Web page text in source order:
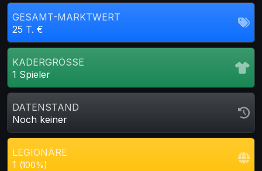
GESAMT-MARKTWERT
25 T. €
KADERGRÖSSE
1 Spieler
DATENSTAND
Noch keiner
LEGIONÄRE
1 (100%)